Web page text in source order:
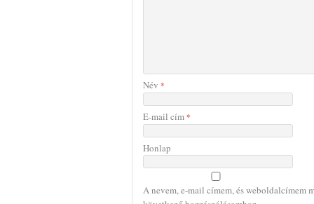
Név *
E-mail cím*
Honlap
A nevem, e-mail címem, és weboldalcímem